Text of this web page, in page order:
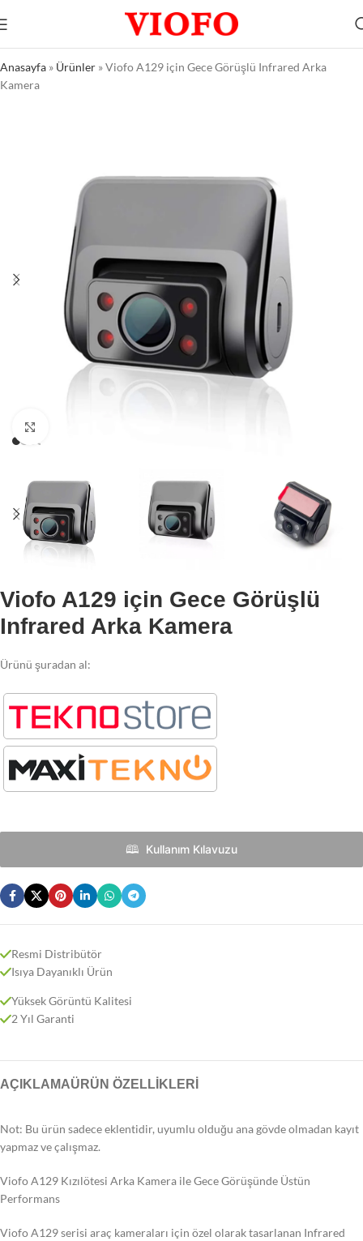
Anasayfa » Ürünler »Viofo A129 için Gece Görüşlü Infrared Arka
Kamera
Viofo A129 için Gece Görüşlü
Infrared Arka Kamera
Ürünü şuradan al:
🕮 ‎‎‎ Kullanım Kılavuzu
Resmi Distribütör
Isıya Dayanıklı Ürün
Yüksek Görüntü Kalitesi
2 Yıl Garanti
AÇIKLAMAÜRÜN ÖZELLIKLERI
Not: Bu ürün sadece eklentidir, uyumlu olduğu ana gövde olmadan kayıt
yapmaz ve çalışmaz.
Viofo A129 Kızılötesi Arka Kamera ile Gece Görüşünde Üstün
Performans
Viofo A129 serisi araç kameraları için özel olarak tasarlanan Infrared